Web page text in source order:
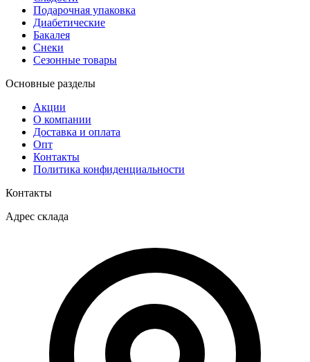
Подарочная упаковка
Диабетические
Бакалея
Снеки
Сезонные товары
Основные разделы
Акции
О компании
Доставка и оплата
Опт
Контакты
Политика конфиденциальности
Контакты
Адрес склада